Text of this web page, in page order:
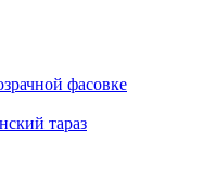
фасовке
тараз